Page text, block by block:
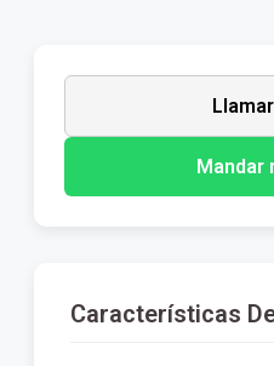
Mandar
Características